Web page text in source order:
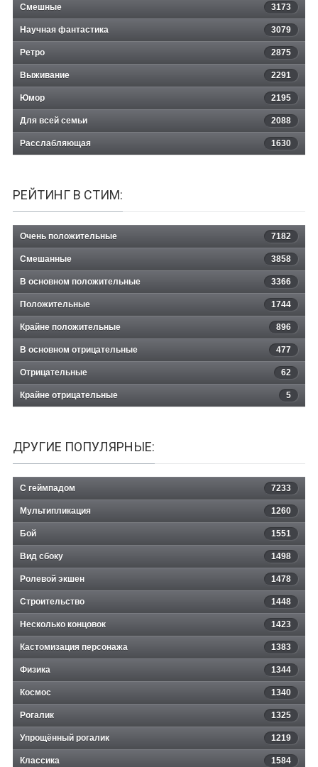
Смешные 3173
Научная фантастика 3079
Ретро 2875
Выживание 2291
Юмор 2195
Для всей семьи 2088
Расслабляющая 1630
РЕЙТИНГ В СТИМ:
Очень положительные 7182
Смешанные 3858
В основном положительные 3366
Положительные 1744
Крайне положительные 896
В основном отрицательные 477
Отрицательные 62
Крайне отрицательные 5
ДРУГИЕ ПОПУЛЯРНЫЕ:
С геймпадом 7233
Мультипликация 1260
Бой 1551
Вид сбоку 1498
Ролевой экшен 1478
Строительство 1448
Несколько концовок 1423
Кастомизация персонажа 1383
Физика 1344
Космос 1340
Рогалик 1325
Упрощённый рогалик 1219
Классика 1584